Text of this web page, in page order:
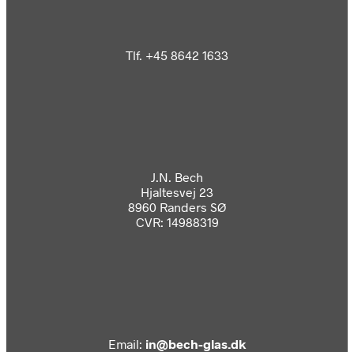
Tlf. +45 8642 1633
J.N. Bech
Hjaltesvej 23
8960 Randers SØ
CVR: 14988319
Email: in@bech-glas.dk